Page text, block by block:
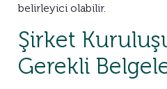
belirleyici olabilir.
Şirket
Gerekli